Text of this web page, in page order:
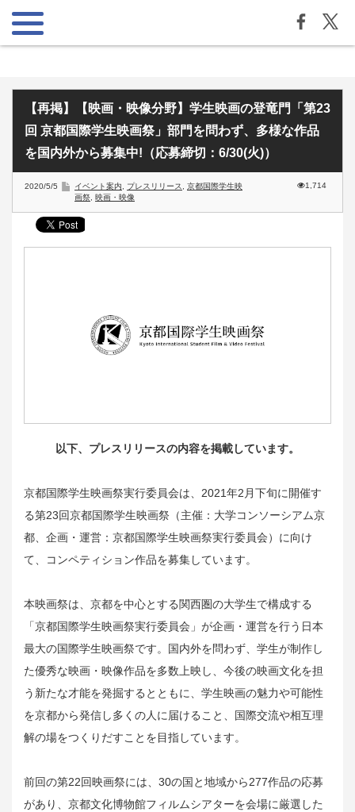
【再掲】【映画・映像分野】学生映画の登竜門「第23
回 京都国際学生映画祭」部門を問わず、多様な作品
を国内外から募集中!（応募締切：6/30(火)）
2020/5/5 イベント案内 プレスリリース
京都国際学生映
画祭 映画・映像
1,714
以下、プレスリリースの内容を掲載しています。
京都国際学生映画祭実行委員会は、2021年2月下旬に開催す
る第23回京都国際学生映画祭（主催：大学コンソーシアム京
都、企画・運営：京都国際学生映画祭実行委員会）に向け
て、コンペティション作品を募集しています。
本映画祭は、京都を中心とする関西圏の大学生で構成する
「京都国際学生映画祭実行委員会」が企画・運営を行う日本
最大の国際学生映画祭です。国内外を問わず、学生が制作し
た優秀な映画・映像作品を多数上映し、今後の映画文化を担
う新たな才能を発掘するとともに、学生映画の魅力や可能性
を京都から発信し多くの人に届けること、国際交流や相互理
解の場をつくりだすことを目指しています。
前回の第22回映画祭には、30の国と地域から277作品の応募
があり、京都文化博物館フィルムシアターを会場に厳選した